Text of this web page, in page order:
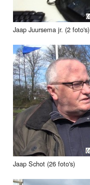
Jaap Juursema jr. (2 foto's)
Jaap Schot (26 foto's)